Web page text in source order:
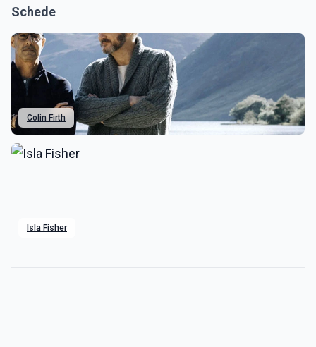
Schede
Colin Firth
Isla Fisher